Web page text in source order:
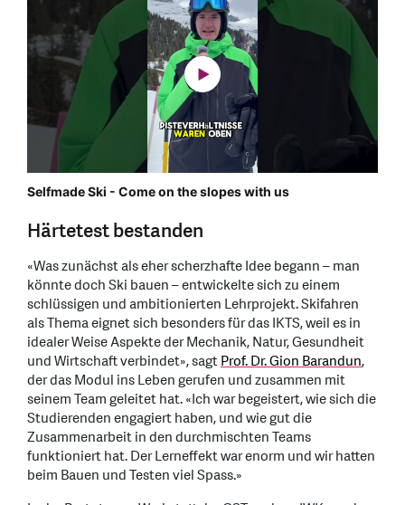
Selfmade Ski - Come on the slopes with us
Härtetest bestanden
«Was zunächst als eher scherzhafte Idee begann – man
könnte doch Ski bauen – entwickelte sich zu einem
schlüssigen und ambitionierten Lehrprojekt. Skifahren
als Thema eignet sich besonders für das IKTS, weil es in
idealer Weise Aspekte der Mechanik, Natur, Gesundheit
und Wirtschaft verbindet», sagtProf. Dr. Gion Barandun,
der das Modul ins Leben gerufen und zusammen mit
seinem Team geleitet hat. «Ich war begeistert, wie sich die
Studierenden engagiert haben, und wie gut die
Zusammenarbeit in den durchmischten Teams
funktioniert hat. Der Lerneffekt war enorm und wir hatten
beim Bauen und Testen viel Spass.»